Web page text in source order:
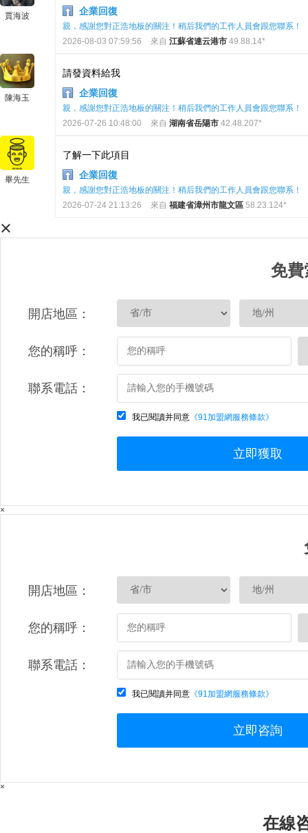
賈海波 企業回復
親，感謝您對正浩地板的關注！稍后我們的工作人員會跟您聯系！
2026-08-03 07:59:56
來自 江蘇省連云港市 49.88.14*
陳海玉
請發資料給我
企業回復
親，感謝您對正浩地板的關注！稍后我們的工作人員會跟您聯系！
2026-07-26 10:48:00
來自 湖南省岳陽市 42.48.207*
畢先生
了解一下此項目
企業回復
親，感謝您對正浩地板的關注！稍后我們的工作人員會跟您聯系！
2026-07-24 21:13:26
來自 福建省漳州市龍文區 58.23.124*
×
免費
開店地區：
您的稱呼：
聯系電話：
我已閱讀并同意 《91加盟網服務條款》
立即獲取
×
開店地區：
您的稱呼：
聯系電話：
我已閱讀并同意 《91加盟網服務條款》
立即咨詢
×
在線